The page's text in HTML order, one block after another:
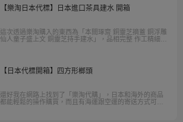
【樂淘日本代標】日本進口茶具建水 開箱
這次透過樂淘購入的東西為「本間琢齋 銅靈芝摘蓋 銅浮雕
仙人童子盛上文 銅靈芝持手建水」，品相完整 作工精細、
【日本代標開箱】四方形榔頭
還好我在網路上找到了「樂淘代購」，日本和海外的商品
都能輕鬆的操作購買，而且有海運跟空運的寄送方式可以